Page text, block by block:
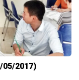
05/2017)